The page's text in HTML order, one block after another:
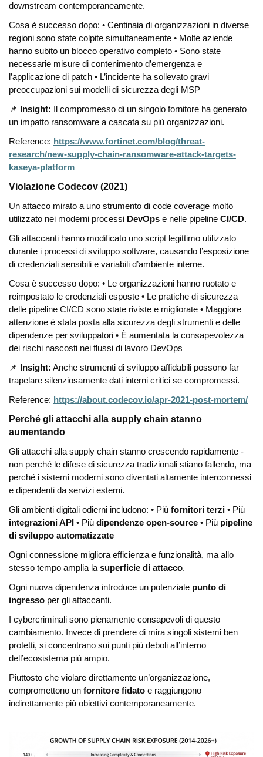
downstream contemporaneamente.
Cosa è successo dopo: • Centinaia di organizzazioni in diverse
regioni sono state colpite simultaneamente • Molte aziende
hanno subito un blocco operativo completo • Sono state
necessarie misure di contenimento d’emergenza e
l’applicazione di patch • L’incidente ha sollevato gravi
preoccupazioni sui modelli di sicurezza degli MSP
📌 Insight: Il compromesso di un singolo fornitore ha generato
un impatto ransomware a cascata su più organizzazioni.
Reference: https://www.fortinet.com/blog/threat-
research/new-supply-chain-ransomware-attack-targets-
kaseya-platform
Violazione Codecov (2021)
Un attacco mirato a uno strumento di code coverage molto
utilizzato nei moderni processi DevOps e nelle pipeline CI/CD.
Gli attaccanti hanno modificato uno script legittimo utilizzato
durante i processi di sviluppo software, causando l’esposizione
di credenziali sensibili e variabili d’ambiente interne.
Cosa è successo dopo: • Le organizzazioni hanno ruotato e
reimpostato le credenziali esposte • Le pratiche di sicurezza
delle pipeline CI/CD sono state riviste e migliorate • Maggiore
attenzione è stata posta alla sicurezza degli strumenti e delle
dipendenze per sviluppatori • È aumentata la consapevolezza
dei rischi nascosti nei flussi di lavoro DevOps
📌 Insight: Anche strumenti di sviluppo affidabili possono far
trapelare silenziosamente dati interni critici se compromessi.
Reference: https://about.codecov.io/apr-2021-post-mortem/
Perché gli attacchi alla supply chain stanno
aumentando
Gli attacchi alla supply chain stanno crescendo rapidamente -
non perché le difese di sicurezza tradizionali stiano fallendo, ma
perché i sistemi moderni sono diventati altamente interconnessi
e dipendenti da servizi esterni.
Gli ambienti digitali odierni includono: • Più fornitori terzi • Più
integrazioni API • Più dipendenze open-source • Più pipeline
di sviluppo automatizzate
Ogni connessione migliora efficienza e funzionalità, ma allo
stesso tempo amplia la superficie di attacco.
Ogni nuova dipendenza introduce un potenziale punto di
ingresso per gli attaccanti.
I cybercriminali sono pienamente consapevoli di questo
cambiamento. Invece di prendere di mira singoli sistemi ben
protetti, si concentrano sui punti più deboli all’interno
dell’ecosistema più ampio.
Piuttosto che violare direttamente un’organizzazione,
compromettono un fornitore fidato e raggiungono
indirettamente più obiettivi contemporaneamente.